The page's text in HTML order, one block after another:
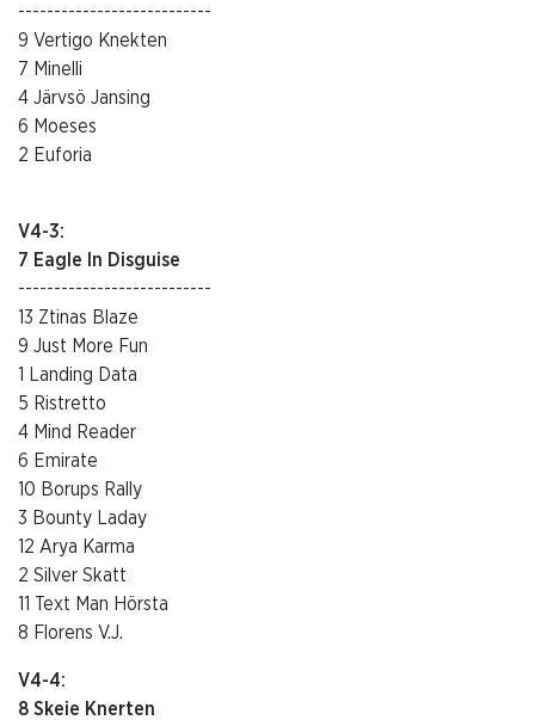
---------------------------
9 Vertigo Knekten
7 Minelli
4 Järvsö Jansing
6 Moeses
2 Euforia
V4-3:
7 Eagle In Disguise
---------------------------
13 Ztinas Blaze
9 Just More Fun
1 Landing Data
5 Ristretto
4 Mind Reader
6 Emirate
10 Borups Rally
3 Bounty Laday
12 Arya Karma
2 Silver Skatt
11 Text Man Hörsta
8 Florens V.J.
V4-4:
8 Skeie Knerten